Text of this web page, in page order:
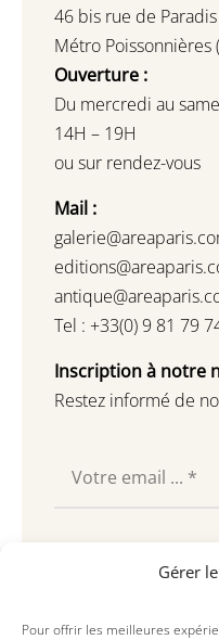
Gérer
Pour offrir les meilleures
46 bis rue de
Métro Poissonnières
Ouverture :
Du mercredi au
14H – 19H
ou sur rendez-vous
Mail :
Tel : +33(0) 9 81 79
Inscription à notre
Restez informé de